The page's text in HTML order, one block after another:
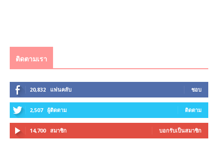
ติดตามเรา
20,832 แฟนคลับ ชอบ
2,507 ผู้ติดตาม ติดตาม
14,700 สมาชิก บอกรับเป็นสมาชิก